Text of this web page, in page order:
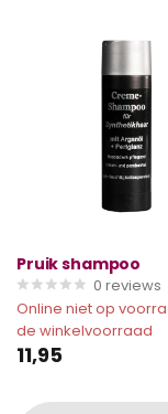
Pruik shampoo
0 reviews
Online niet op
de winkelvoorraad
11,95